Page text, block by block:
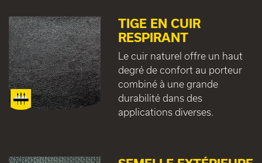
TIGE EN CUIR
RESPIRANT
Le cuir naturel offre un haut
degré de confort au porteur
combiné à une grande
durabilité dans des
applications diverses.